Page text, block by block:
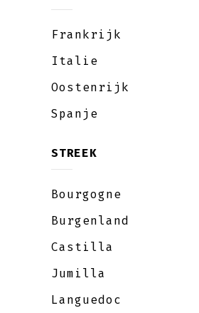
Frankrijk
Italie
Oostenrijk
Spanje
STREEK
Bourgogne
Burgenland
Castilla
Jumilla
Languedoc